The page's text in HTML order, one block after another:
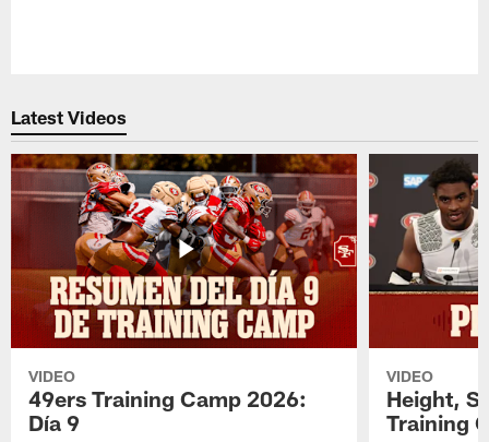
Latest Videos
VIDEO
49ers Training Camp 2026:
Día 9
VIDEO
Height,
Training